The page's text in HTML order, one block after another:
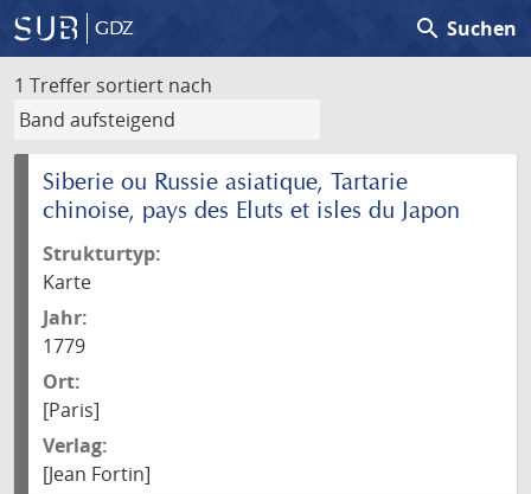
GDZ search Suchen
1 Treffer sortiert nach
Siberie ou Russie asiatique, Tartarie
chinoise, pays des Eluts et isles du Japon
Strukturtyp:
Karte
Jahr:
1779
Ort:
[Paris]
Verlag:
[Jean Fortin]